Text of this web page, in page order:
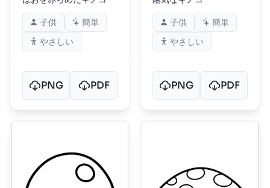
子供
簡単
やさしい
PNG PDF
子供
簡単
やさしい
PNG PDF